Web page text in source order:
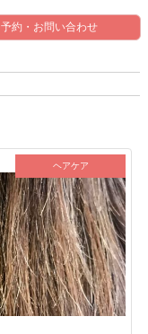
予約・お問い合わせ
ヘアケア